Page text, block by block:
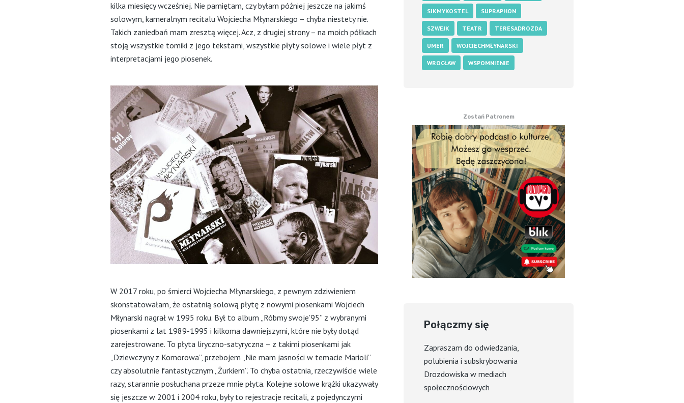
kilka miesięcy wcześniej. Nie pamiętam, czy byłam później jeszcze na jakimś
solowym, kameralnym recitalu Wojciecha Młynarskiego – chyba niestety nie.
Takich zaniedbań mam zresztą więcej. Acz, z drugiej strony – na moich półkach
stoją wszystkie tomiki z jego tekstami, wszystkie płyty solowe i wiele płyt z
interpretacjami jego piosenek.
W 2017 roku, po śmierci Wojciecha Młynarskiego, z pewnym zdziwieniem
skonstatowałam, że ostatnią solową płytę z nowymi piosenkami Wojciech
Młynarski nagrał w 1995 roku. Był to album „Róbmy swoje’95” z wybranymi
piosenkami z lat 1989-1995 i kilkoma dawniejszymi, które nie były dotąd
zarejestrowane. To płyta liryczno-satyryczna – z takimi piosenkami jak
„Dziewczyny z Komorowa”, przebojem „Nie mam jasności w temacie Marioli”
czy absolutnie fantastycznym „Żurkiem”. To chyba ostatnia, rzeczywiście wiele
razy, starannie posłuchana przeze mnie płyta. Kolejne solowe krążki ukazywały
się jeszcze w 2001 i 2004 roku, były to rejestracje recitali, z pojedynczymi
SIKMYKOSTEL SUPRAPHON
SZWEJK TEATR TERESADROZDA
UMER WOJCIECHMŁYNARSKI
WROCŁAW WSPOMNIENIE
Zostań Patronem
Połączmy się
Zapraszam do odwiedzania,
polubienia i subskrybowania
Drozdowiska w mediach
społecznościowych